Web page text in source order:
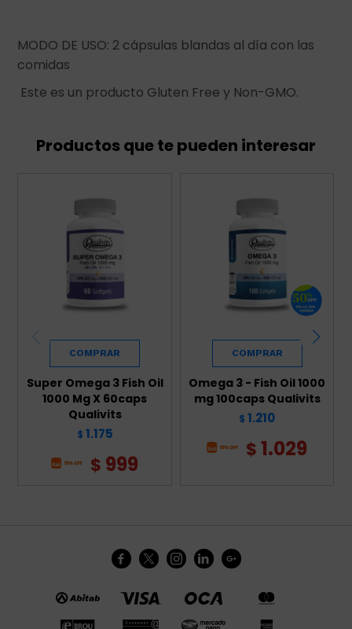
MODO DE USO: 2 cápsulas blandas al día con las
comidas
Este es un producto Gluten Free y Non-GMO.
Productos que te pueden interesar
Super Omega 3 Fish Oil
1000 Mg X 60caps
Qualivits
$ 1.175
$ 999
Omega 3 - Fish Oil 1000
mg 100caps Qualivits
$ 1.210
$1.029
    